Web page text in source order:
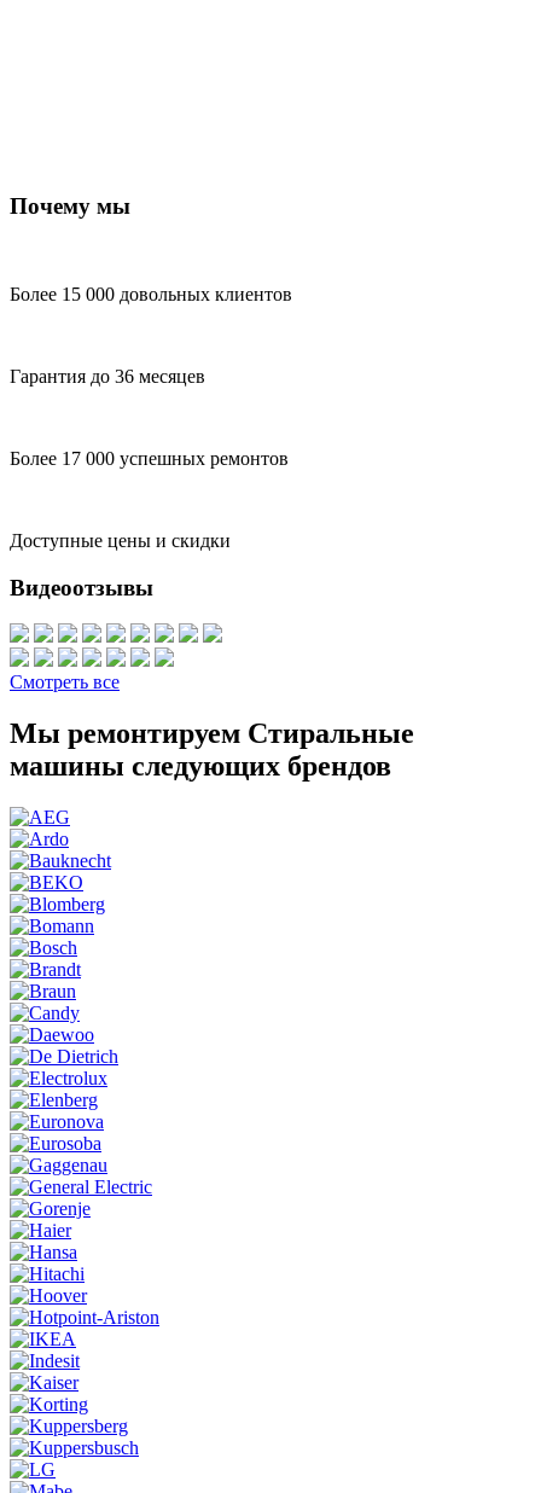
Почему мы
Более 15 000 довольных клиентов
Гарантия до 36 месяцев
Более 17 000 успешных ремонтов
Доступные цены и скидки
Видеоотзывы
Смотреть все
Мы ремонтируем Стиральные
машины следующих брендов